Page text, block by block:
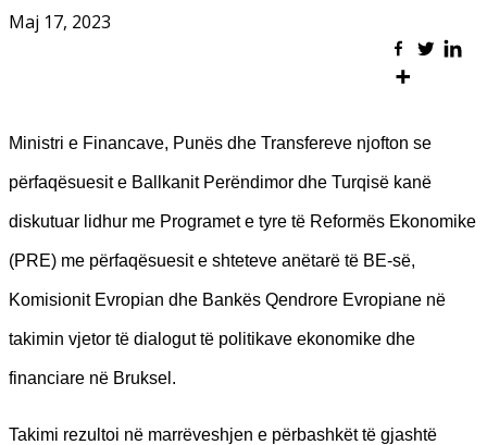
Maj 17, 2023
Ministri e Financave, Punës dhe Transfereve njofton se
përfaqësuesit e Ballkanit Perëndimor dhe Turqisë kanë
diskutuar lidhur me Programet e tyre të Reformës Ekonomike
(PRE) me përfaqësuesit e shteteve anëtarë të BE-së,
Komisionit Evropian dhe Bankës Qendrore Evropiane në
takimin vjetor të dialogut të politikave ekonomike dhe
financiare në Bruksel.
Takimi rezultoi në marrëveshjen e përbashkët të gjashtë